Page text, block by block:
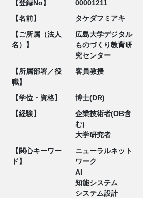
【登録No】
00001211
【名前】
タケダフミアキ
【ご所属（法人
名）】
広島大学デジタル
ものづくり教育研
究センター
【所属部署／役
職】
客員教授
【学位・資格】
博士(DR)
【経験】
企業技術者(OB含
む)
大学研究者
【関心キーワー
ド】
ニューラルネット
ワーク
AI
知能システム
システム設計